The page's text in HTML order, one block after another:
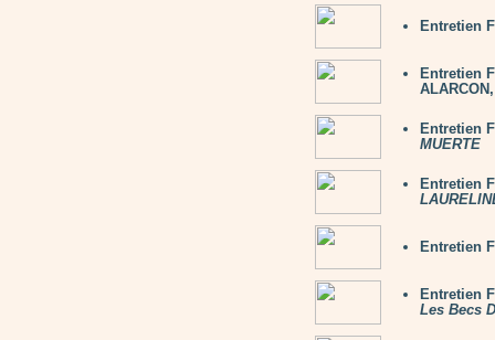
Entretien
Entretien
Entretien
MUERTE
Entretien
Entretien
Entretien
Les Becs